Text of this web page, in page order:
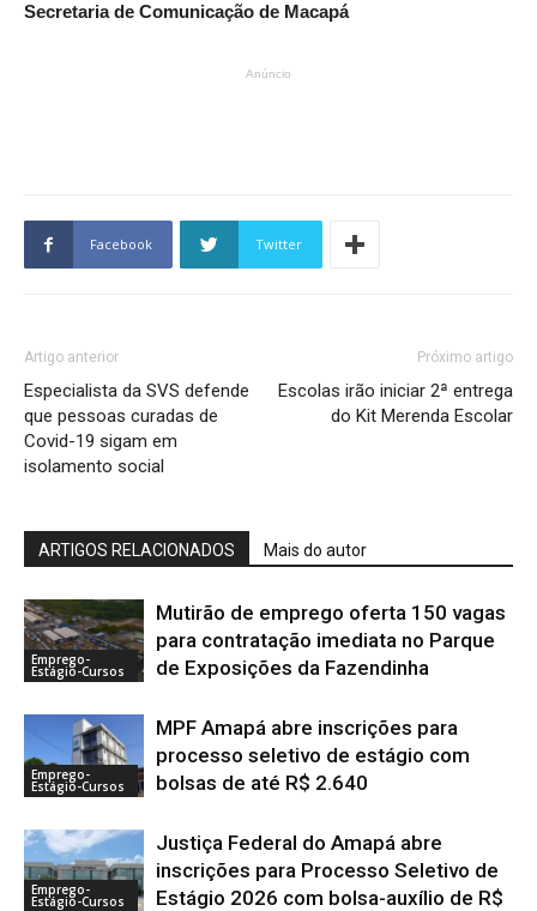
Secretaria de Comunicação de Macapá
Anúncio
Facebook Twitter
Artigo anterior
Especialista da SVS defende
que pessoas curadas de
Covid-19 sigam em
isolamento social
Próximo artigo
Escolas irão iniciar 2ª entrega
do Kit Merenda Escolar
ARTIGOS RELACIONADOS Mais do autor
Emprego-
Estágio-Cursos
Mutirão de emprego oferta 150 vagas
para contratação imediata no Parque
de Exposições da Fazendinha
Emprego-
Estágio-Cursos
MPF Amapá abre inscrições para
processo seletivo de estágio com
bolsas de até R$ 2.640
Emprego-
Estágio-Cursos
Justiça Federal do Amapá abre
inscrições para Processo Seletivo de
Estágio 2026 com bolsa-auxílio de R$